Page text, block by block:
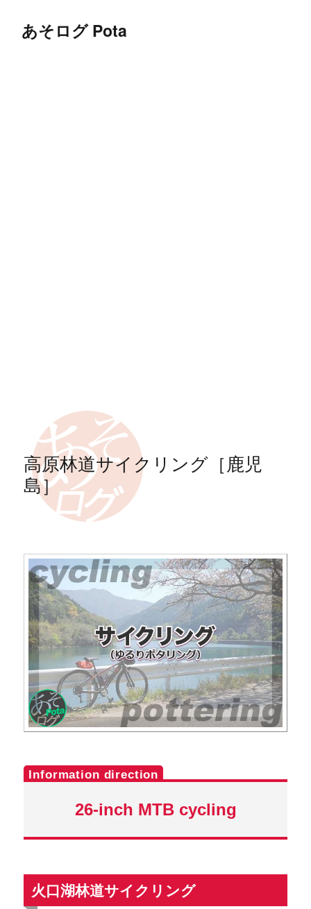
あそログ Pota
高原林道サイクリング［鹿児
島］
26-inch MTB cycling
火口湖林道サイクリング